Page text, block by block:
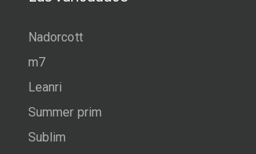
Nadorcott
m7
Leanri
Summer prim
Sublim